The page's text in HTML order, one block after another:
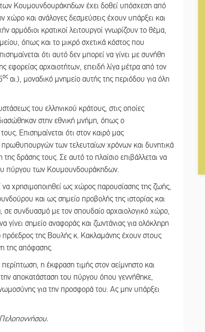
Κουμουνδουράκηδων έχει δοθεί υπόσχεση από
χώρο και ανάλογες δεσμεύσεις έχουν υπάρξει και
κρατικοί λειτουργοί γνωρίζουν το θέμα,
όπως και το μικρό σχετικά κόστος που
ότι αυτό δεν μπορεί να γίνει με συνήθη
εφορείας αρχαιοτήτων, επειδή λίγα μέτρα από τον
οςαι.), μοναδικό μνημείο αυτής της περιόδου για όλη
του ελληνικού κράτους, στις οποίες
στην εθνική μνήμη, όπως ο
Επισημαίνεται ότι στον καιρό μας
πρωθυπουργών των τελευταίων χρόνων και δυνητικά
της δράσης τους. Σε αυτό το πλαίσιο επιβάλλεται να
πύργου των Κουμουνδουράκηδων.
χρησιμοποιηθεί ως χώρος παρουσίασης της ζωής,
και ως σημείο προβολής της ιστορίας και
σε συνδυασμό με τον σπουδαίο αρχαιολογικό χώρο,
σημείο αναφοράς και ζωντάνιας για ολόκληρη
της Βουλής κ. Κακλαμάνης έχουν στους
της απόφασης.
η έκφραση τιμής στον αείμνηστο και
αποκατάσταση του πύργου όπου γεννήθηκε,
για την προσφορά του. Ας μην υπάρξει